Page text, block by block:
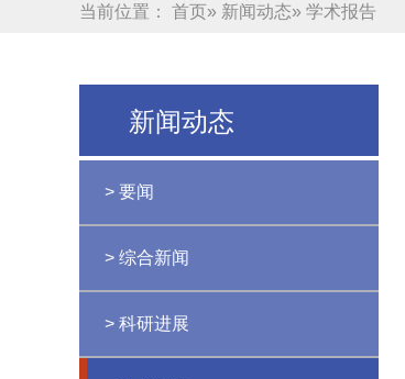
当前位置： 首页» 新闻动态» 学术报告
新闻动态
> 要闻
> 综合新闻
> 科研进展